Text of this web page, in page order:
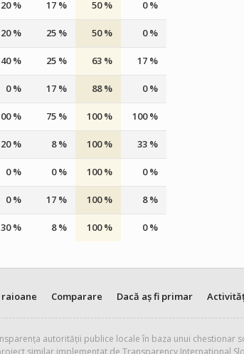
20 % 17 % 50 % 0 %
20 % 25 % 50 % 0 %
40 % 25 % 63 % 17 %
0 % 17 % 88 % 0 %
% 75 % 100 % 100 %
20 % 8 % 100 % 33 %
0 % 0 % 100 % 0 %
0 % 17 % 100 % 8 %
30 % 8 % 100 % 0 %
raioane Comparare Dacă aș fi primar
autorității publice locale în baza unui chestionar
similar implementat de Transparency International